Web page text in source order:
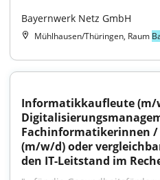
Bayernwerk Netz GmbH
Mühlhausen/Thüringen, Raum
Informatik­kaufleute (m/
Fachinformatikerinnen
(m/w/d) oder
den IT-Leitstand im